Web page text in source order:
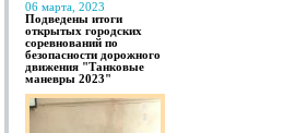
06 марта, 2023
Подведены итоги
открытых городских
соревнований по
безопасности дорожного
движения "Танковые
маневры 2023"